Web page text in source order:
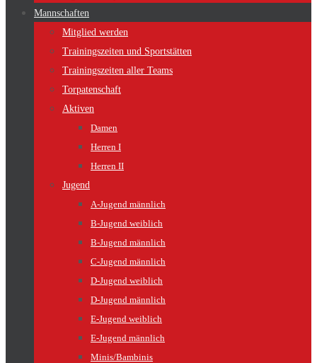
Mannschaften
Mitglied werden
Trainingszeiten und Sportstätten
Trainingszeiten aller Teams
Torpatenschaft
Aktiven
Damen
Herren I
Herren II
Jugend
A-Jugend männlich
B-Jugend weiblich
B-Jugend männlich
C-Jugend männlich
D-Jugend weiblich
D-Jugend männlich
E-Jugend weiblich
E-Jugend männlich
Minis/Bambinis